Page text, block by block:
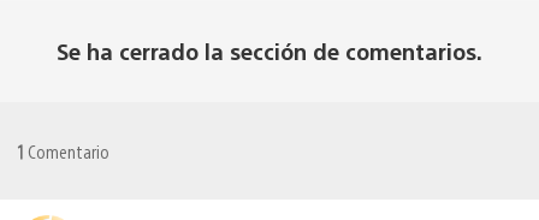
Se ha cerrado la sección de comentarios.
1 Comentario